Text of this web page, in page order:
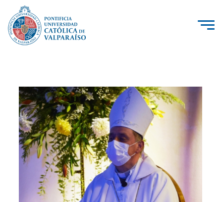
PUCV Internacional
Vinculación con el Medio
Admisión
Pregrado
Postgrado